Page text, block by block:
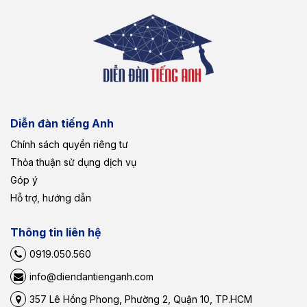
Diễn đàn tiếng Anh
Chính sách quyền riêng tư
Thỏa thuận sử dụng dịch vụ
Góp ý
Hỗ trợ, hướng dẫn
Thông tin liên hệ
0919.050.560
info@diendantienganh.com
357 Lê Hồng Phong, Phường 2, Quận 10, TP.HCM